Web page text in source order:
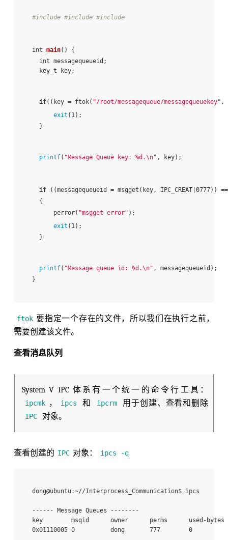
#include #include #include
int main() {
int messagequeueid;
key_t key;
if((key = ftok( "/root/messagequeue/messagequeuekey" ,
exit (1);
}
printf( "Message Queue key: %d.\n" , key);
if ((messagequeueid = msgget(key, IPC_CREAT|0777))
{
perror( "msgget error" );
exit (1);
}
printf( "Message queue id: %d.\n" , messagequeueid);
ftok 要指定一个存在的文件，所以我们在执行之前，
需要创建该文件。
查看消息队列
System V IPC 体系有一个统一的命令行工具：
ipcmk ， ipcs 和 ipcrm 用于创建、查看和删除
IPC 对象。
查看创建的 IPC 对象： ipcs -q
dong@ubuntu:~//Interprocess_Communication$ ipcs
------ Message Queues --------
key        msqid      owner      perms      used-
0x01110005 0          dong       777        0